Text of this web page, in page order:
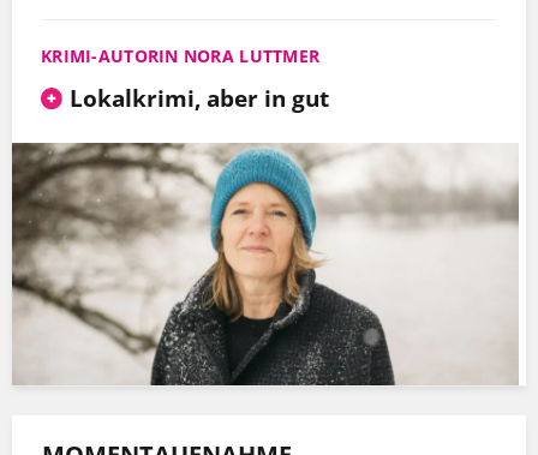
KRIMI-AUTORIN NORA LUTTMER
Lokalkrimi, aber in gut